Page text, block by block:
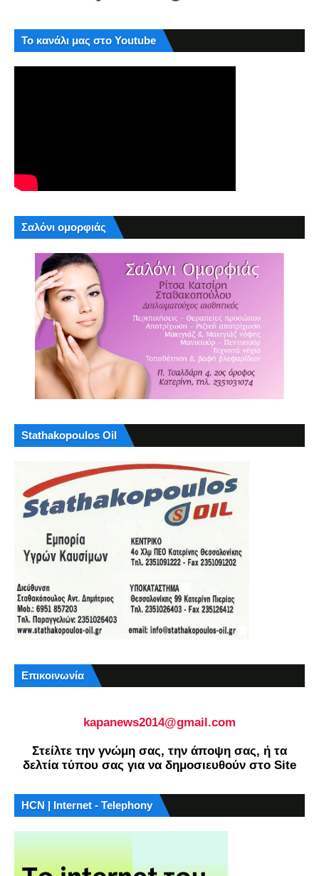
Το κανάλι μας στο Youtube
Σαλόνι ομορφιάς
Stathakopoulos Oil
Επικοινωνία
kapanews2014@gmail.com
Στείλτε την γνώμη σας, την άποψη σας, ή τα
δελτία τύπου σας για να δημοσιευθούν στο Site
HCN | Internet - Telephony